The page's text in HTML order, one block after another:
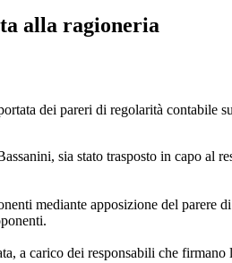
alla ragioneria
dei pareri di regolarità contabile
sia stato trasposto in capo al
mediante apposizione del parere
a carico dei responsabili che firmano